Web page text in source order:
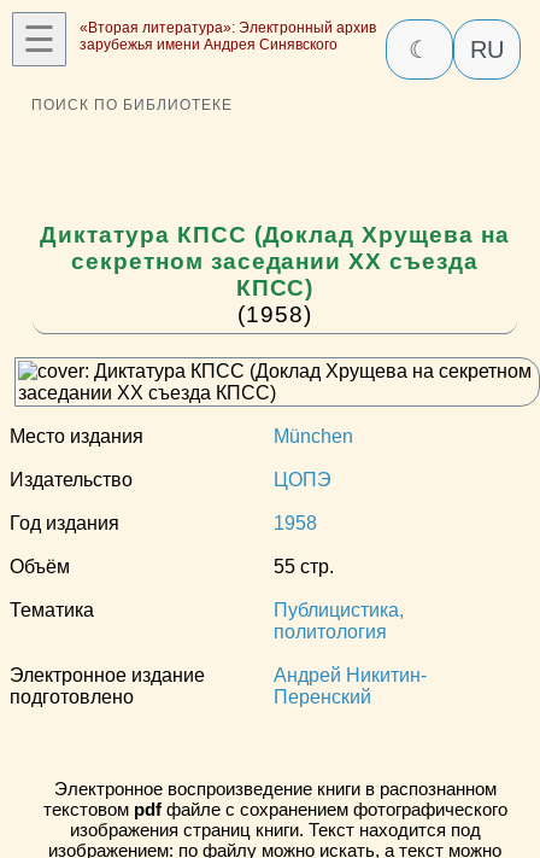
☰
«Вторая литература»: Электронный архив
зарубежья имени Андрея Синявского
☾ RU
ПОИСК ПО БИБЛИОТЕКЕ
Диктатура КПСС (Доклад Хрущева на
секретном заседании ХХ съезда
КПСС)
(1958)
Место издания München
Издательство ЦОПЭ
Год издания 1958
Объём 55 стр.
Тематика
Публицистика,
политология
Электронное издание
подготовлено
Андрей Никитин-
Перенский
Электронное воспроизведение книги в распознанном
текстовом pdfфайле с сохранением фотографического
изображения страниц книги. Текст находится под
изображением: по файлу можно искать, а текст можно